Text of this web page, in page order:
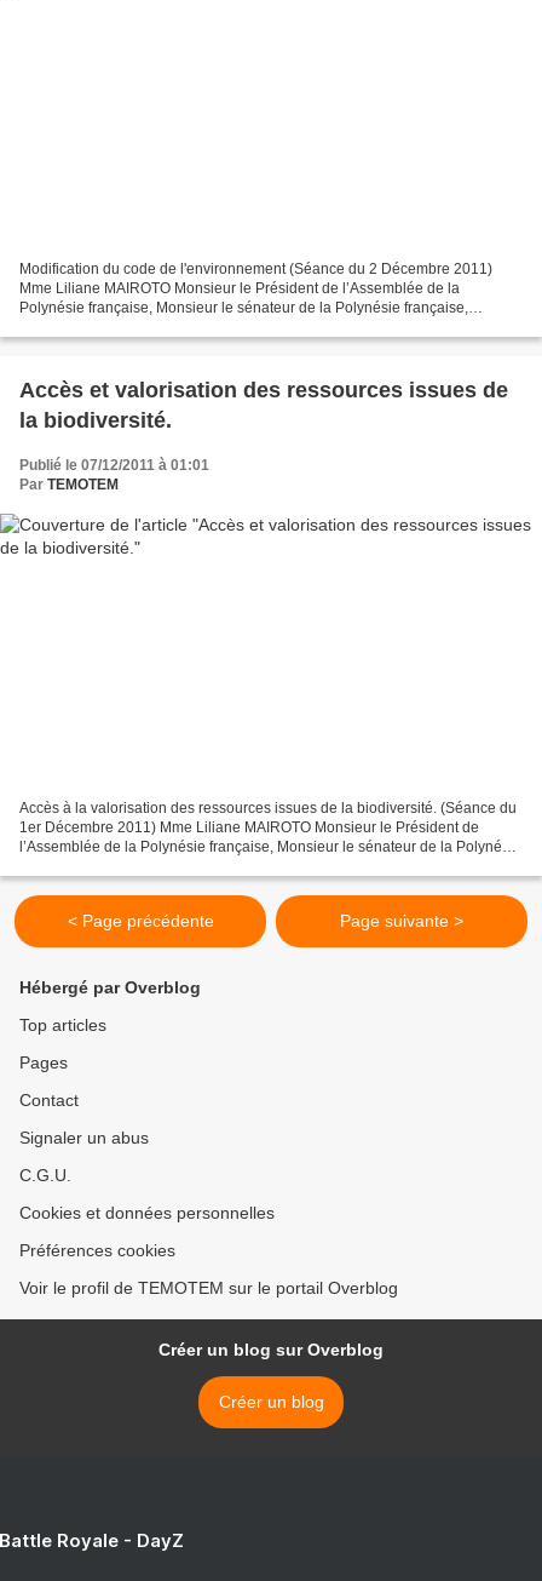
Modification du code de l'environnement (Séance du 2 Décembre 2011)
Mme Liliane MAIROTO Monsieur le Président de l’Assemblée de la
Polynésie française, Monsieur le sénateur de la Polynésie française,
Accès et valorisation des ressources issues de
la biodiversité.
Publié le 07/12/2011 à 01:01
Par TEMOTEM
Accès à la valorisation des ressources issues de la biodiversité. (Séance du
1er Décembre 2011) Mme Liliane MAIROTO Monsieur le Président de
l’Assemblée de la Polynésie française, Monsieur le sénateur de la Polynésie
< Page précédente Page suivante >
Hébergé par Overblog
Top articles
Pages
Contact
Signaler un abus
C.G.U.
Cookies et données personnelles
Préférences cookies
Voir le profil de TEMOTEM sur le portail Overblog
Créer un blog sur Overblog
Créer un blog
Royale - DayZ